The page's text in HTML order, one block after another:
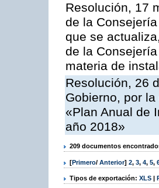
Resolución, 17
de la
que se
de la
materia de
Resolución, 26
Gobierno, por
«Plan Anual de
año 2018»
209 documentos
[Primero/ Anterior] 2, 3, 4, 5,
Tipos de exportación: XLS |